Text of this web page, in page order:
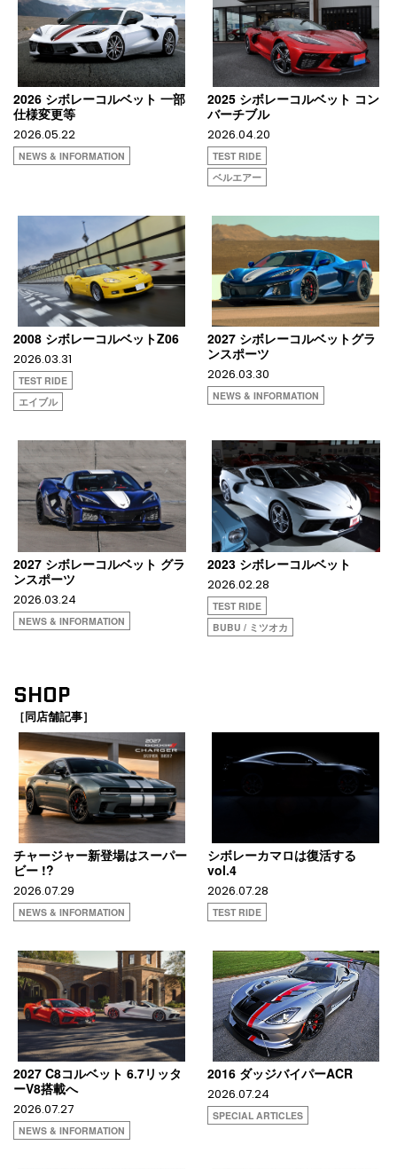
2026 シボレーコルベット 一部
仕様変更等
2026.05.22
NEWS & INFORMATION
2025 シボレーコルベット コン
バーチブル
2026.04.20
TEST RIDE
ベルエアー
2008 シボレーコルベットZ06
2026.03.31
TEST RIDE
エイブル
2027 シボレーコルベットグラ
ンスポーツ
2026.03.30
NEWS & INFORMATION
2027 シボレーコルベット グラ
ンスポーツ
2026.03.24
NEWS & INFORMATION
2023 シボレーコルベット
2026.02.28
TEST RIDE
BUBU / ミツオカ
SHOP
［同店舗記事］
チャージャー新登場はスーパー
ビー !?
2026.07.29
NEWS & INFORMATION
シボレーカマロは復活する
vol.4
2026.07.28
TEST RIDE
2027 C8コルベット 6.7リッタ
ーV8搭載へ
2026.07.27
NEWS & INFORMATION
2016 ダッジバイパーACR
2026.07.24
SPECIAL ARTICLES